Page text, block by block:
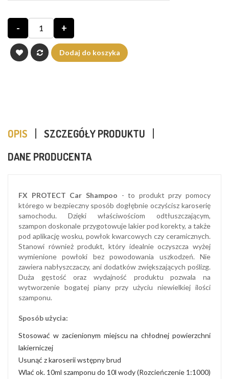
- +
Dodaj do koszyka
OPIS
SZCZEGÓŁY PRODUKTU
DANE PRODUCENTA
FX PROTECT Car Shampoo ​- to produkt przy pomocy
którego w bezpieczny sposób dogłębnie oczyścisz karoserię
samochodu. Dzięki właściwościom odtłuszczającym,
szampon doskonale przygotowuje lakier pod korekty, a także
pod aplikację wosku, powłok kwarcowych czy ceramicznych.
Stanowi również produkt, który idealnie oczyszcza wyżej
wymienione powłoki bez powodowania uszkodzeń. Nie
zawiera nabłyszczaczy, ani dodatków zwiększających poślizg.
Duża gęstość oraz wydajność produktu pozwala na
wytworzenie bogatej piany przy użyciu niewielkiej ilości
szamponu.
Sposób użycia:
Stosować w zacienionym miejscu na chłodnej powierzchni
lakierniczej
Usunąć z karoserii wstępny brud
Wlać ok. 10ml szamponu do 10l wody (Rozcieńczenie 1:1000)